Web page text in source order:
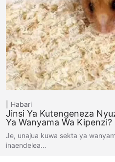
Habari
Jinsi Ya Kutengeneza
Ya Wanyama Wa Kipenzi?
Je, unajua kuwa sekta ya
inaendelea…